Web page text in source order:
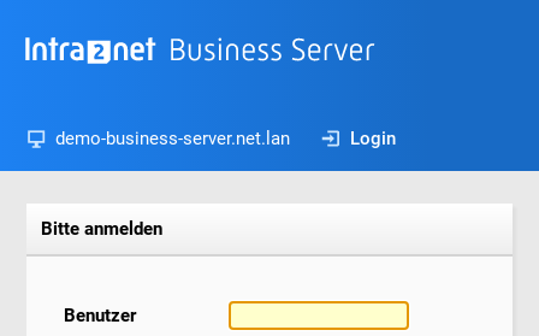
demo-business-server.net.lan Login
Bitte anmelden
Benutzer